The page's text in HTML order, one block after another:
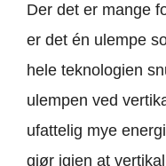
Der det er mange
er det én ulempe
hele teknologien
ulempen ved
ufattelig mye
gjør igjen at